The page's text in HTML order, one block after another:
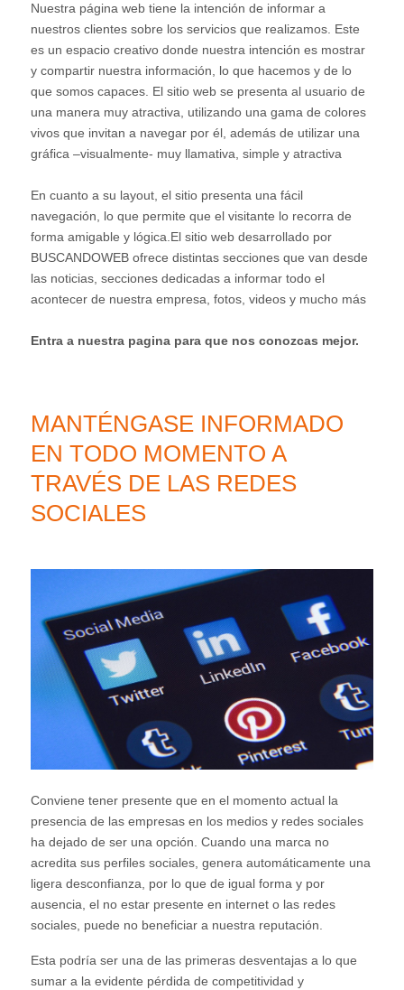
Nuestra página web tiene la intención de informar a
nuestros clientes sobre los servicios que realizamos. Este
es un espacio creativo donde nuestra intención es mostrar
y compartir nuestra información, lo que hacemos y de lo
que somos capaces. El sitio web se presenta al usuario de
una manera muy atractiva, utilizando una gama de colores
vivos que invitan a navegar por él, además de utilizar una
gráfica –visualmente- muy llamativa, simple y atractiva
En cuanto a su layout, el sitio presenta una fácil
navegación, lo que permite que el visitante lo recorra de
forma amigable y lógica.El sitio web desarrollado por
BUSCANDOWEB ofrece distintas secciones que van desde
las noticias, secciones dedicadas a informar todo el
acontecer de nuestra empresa, fotos, videos y mucho más
Entra a nuestra pagina para que nos conozcas mejor.
MANTÉNGASE INFORMADO
EN TODO MOMENTO A
TRAVÉS DE LAS REDES
SOCIALES
Conviene tener presente que en el momento actual la
presencia de las empresas en los medios y redes sociales
ha dejado de ser una opción. Cuando una marca no
acredita sus perfiles sociales, genera automáticamente una
ligera desconfianza, por lo que de igual forma y por
ausencia, el no estar presente en internet o las redes
sociales, puede no beneficiar a nuestra reputación.
Esta podría ser una de las primeras desventajas a lo que
sumar a la evidente pérdida de competitividad y